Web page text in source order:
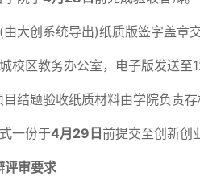
大创系统导出)纸质版签字盖章
校区教务办公室，电子版发送至
目结题验收纸质材料由学院负责
一份于4月29日 前提交至创新创
评审要求